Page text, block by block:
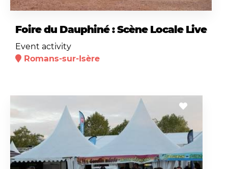
Foire du Dauphiné : Scène Locale Live
Event activity
Romans-sur-Isère